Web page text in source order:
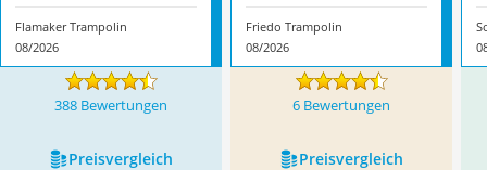
Flamaker Trampolin
08/2026
Friedo Trampolin
08/2026
388 Bewertungen 6 Bewertungen
Preis­vergleich
Preis­vergleich